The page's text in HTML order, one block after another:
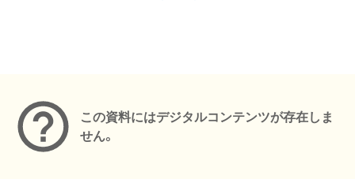
この資料にはデジタルコンテンツが存在しま
せん。